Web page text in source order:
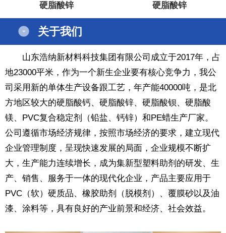
硬脂酸锌
服务电话：13854434444
硬脂酸锌
关于我们
山东浩纳新材料科技集团有限公司成立于2017年，占
地23000平米，作为一个新生企业要有核心竞争力，我公
司采用新的单体生产设备跟工艺，年产能40000吨，是北
方地区较大的硬脂酸钙、硬脂酸锌、硬脂酸钡、硬脂酸
镁、PVC复合稳定剂（铅盐、钙锌）和PE蜡生产厂家。
公司遵循市场经济规律，按照市场经济的要求，建立现代
企业管理制度，呈现快速发展的局面，企业规模不断扩
大，生产能力连续增长，成为集新型塑料助剂的研发、生
产、销售、服务于一体的现代化企业，产品主要应用于
PVC（软）硬质品、橡胶助剂（脱模剂）、覆膜砂以及油
漆、涂料等，具有良好的产业前景和经济、社会效益。